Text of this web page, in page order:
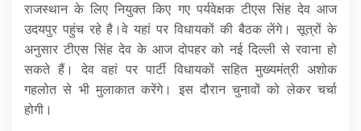
राजस्थान के लिए नियुक्त किए गए पर्यवेक्षक टीएस सिंह देव आज
उदयपुर पहुंच रहे है।वे यहां पर विधायकों की बैठक लेंगे। सूत्रों के
अनुसार टीएस सिंह देव के आज दोपहर को नई दिल्ली से रवाना हो
सकते हैं। देव वहां पर पार्टी विधायकों सहित मुख्यमंत्री अशोक
गहलोत से भी मुलाकात करेंगे। इस दौरान चुनावों को लेकर चर्चा
होगी।